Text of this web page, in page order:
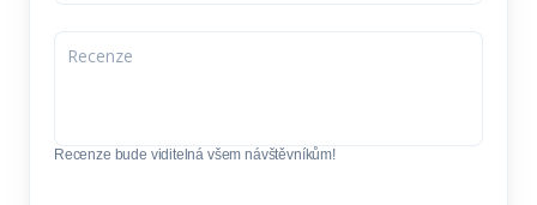
Recenze bude viditelná všem návštěvníkům!